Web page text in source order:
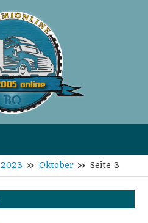
B
r
u
m
m
i
Das
Portal
für
Transport
und
2023 Oktober Seite 3